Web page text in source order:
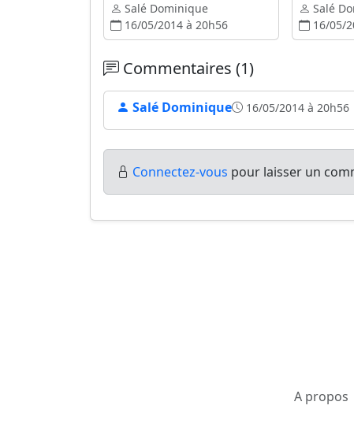
Salé Dominique
16/05/2014 à 20h56
Salé
16/05/
Commentaires (1)
Salé Dominique 16/05/2014 à 20h56
Connectez-vous pour laisser un
A propos